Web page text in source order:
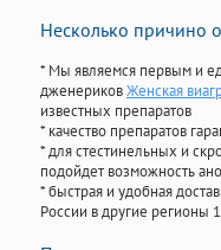
Несколько причино
* Мы являемся первым и
дженериковЖенская
известных препаратов
* качество препаратов
* для стестинельных и
подойдет возможность
* быстрая и удобная
России в другие регионы